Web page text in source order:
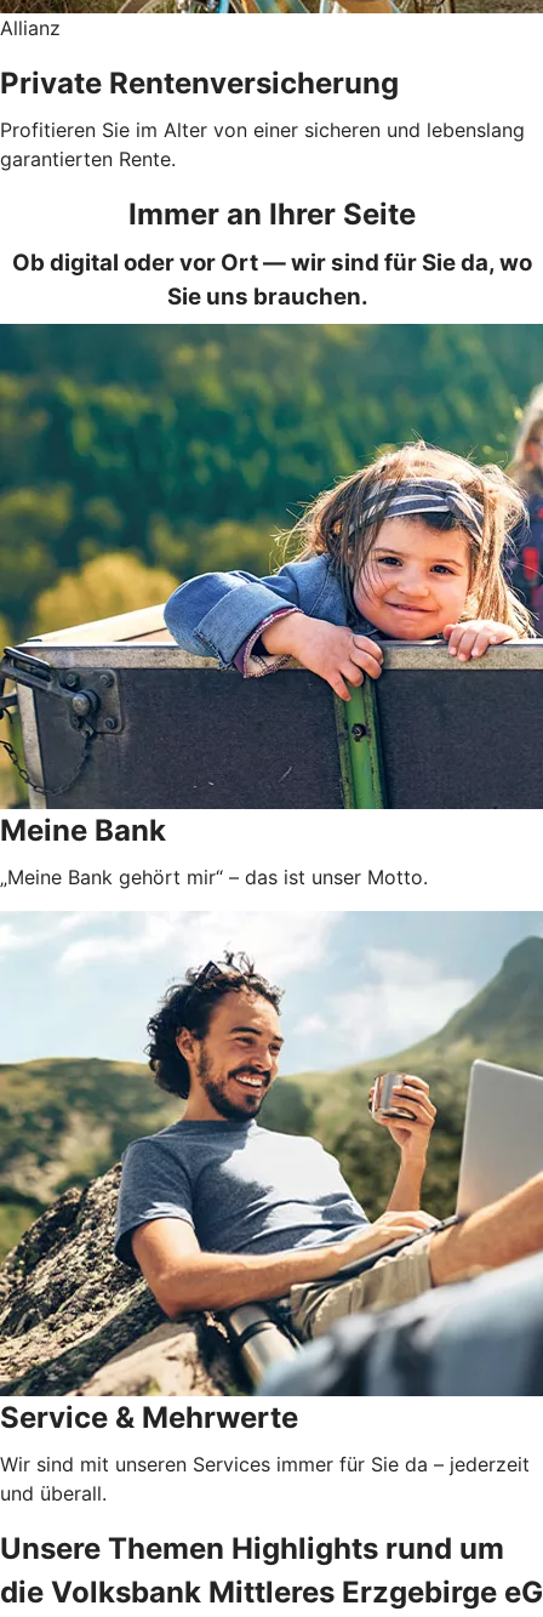
Allianz
Private Rentenversicherung
Profitieren Sie im Alter von einer sicheren und lebenslang
garantierten Rente.
Immer an Ihrer Seite
Ob digital oder vor Ort — wir sind für Sie da, wo
Sie uns brauchen.
Meine Bank
„Meine Bank gehört mir“ – das ist unser Motto.
Service & Mehrwerte
Wir sind mit unseren Services immer für Sie da – jederzeit
und überall.
Unsere Themen Highlights rund um
die Volksbank Mittleres Erzgebirge eG